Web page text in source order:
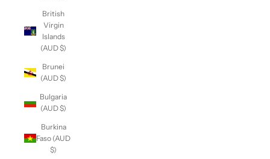
British
Virgin
Islands
(AUD $)
Brunei
(AUD $)
Bulgaria
(AUD $)
Burkina
Faso (AUD
$)